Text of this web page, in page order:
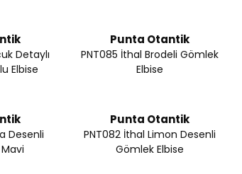
Detaylı
Elbise
Punta Otantik
PNT085 İthal Brodeli Gömlek
Elbise
Desenli
Punta Otantik
PNT082 İthal Limon Desenli
Gömlek Elbise